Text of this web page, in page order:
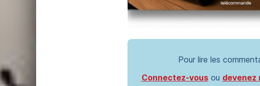
Pour lire les
Connectez-vousou devenez